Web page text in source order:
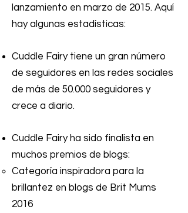
lanzamiento en marzo de 2015. Aquí
hay algunas estadísticas:
Cuddle Fairy tiene un gran número
de seguidores en las redes sociales
de más de 50.000 seguidores y
crece a diario.
Cuddle Fairy ha sido finalista en
muchos premios de blogs:
Categoría inspiradora para la
brillantez en blogs de Brit Mums
2016